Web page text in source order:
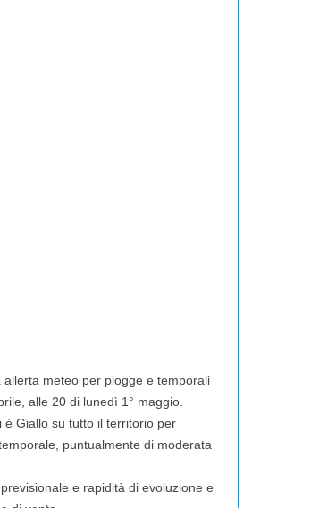
meteo per piogge e temporali
alle 20 di lunedì 1° maggio.
Giallo su tutto il territorio per
puntualmente di moderata
e rapidità di evoluzione e